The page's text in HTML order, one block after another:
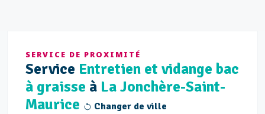
SERVICE DE PROXIMITÉ
Service Entretien et vidange bac
à graisse à La Jonchère-Saint-
Maurice
Changer de ville